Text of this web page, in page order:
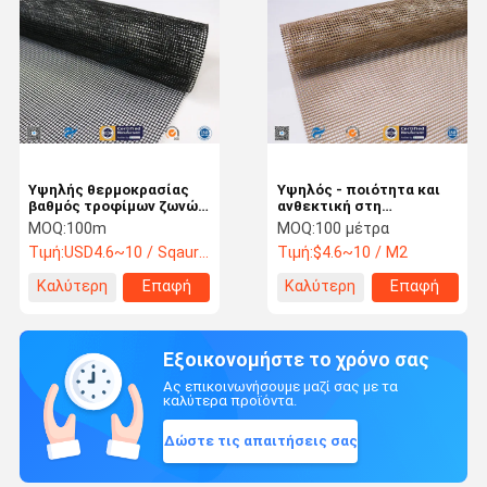
Υψηλής θερμοκρασίας
βαθμός τροφίμων ζωνών
μεταφορέων πλέγματος
φίμπεργκλας
αντίστασης ντυμένος
MOQ:100m
Τιμή:USD4.6~10 / Sqaure Meter
Καλύτερη
Επαφή
Υψηλός - ποιότητα και
ανθεκτική στη
θερμότητα ντυμένη
PTFE ζώνη μεταφορέων
πλέγματος φίμπεργκλας
MOQ:100 μέτρα
Τιμή:$4.6~10 / M2
Καλύτερη
Επαφή
Εξοικονομήστε το χρόνο σας
Ας επικοινωνήσουμε μαζί σας με τα
καλύτερα προϊόντα.
Δώστε τις απαιτήσεις σας